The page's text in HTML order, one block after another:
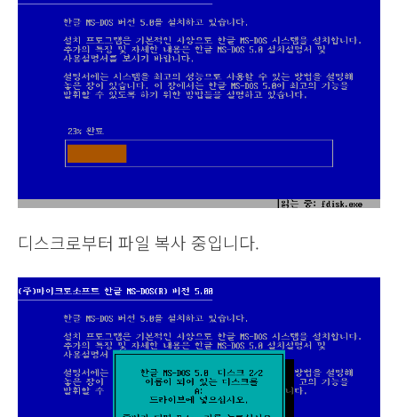
디스크로부터 파일 복사 중입니다.